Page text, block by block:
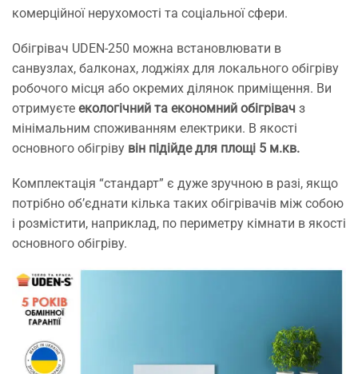
комерційної нерухомості та соціальної сфери.
Обігрівач UDEN-250 можна встановлювати в
санвузлах, балконах, лоджіях для локального обігріву
робочого місця або окремих ділянок приміщення. Ви
отримуєте екологічний та економний обігрівач з
мінімальним споживанням електрики. В якості
основного обігріву він підійде для площі 5 м.кв.
Комплектація “стандарт” є дуже зручною в разі, якщо
потрібно об’єднати кілька таких обігрівачів між собою
і розмістити, наприклад, по периметру кімнати в якості
основного обігріву.